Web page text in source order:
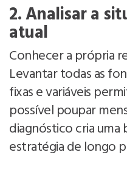
2. Analisar a
atual
Conhecer a própria
Levantar todas as
fixas e variáveis
possível poupar
diagnóstico cria uma
estratégia de longo